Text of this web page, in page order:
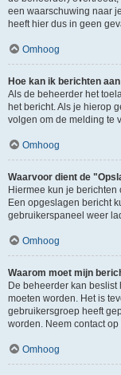
een waarschuwing naar
heeft hier dus in geen
Omhoog
Hoe kan ik berichten
Als de beheerder het
het bericht. Als je hierop
volgen om de melding te
Omhoog
Waarvoor dient de
Hiermee kun je
Een opgeslagen bericht
gebruikerspaneel weer
Omhoog
Waarom moet mijn
De beheerder kan
moeten worden. Het is
gebruikersgroep heeft
worden. Neem contact
Omhoog